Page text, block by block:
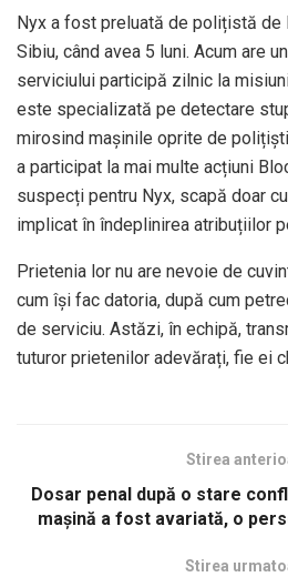
Nyx a fost preluată de polițistă de
Sibiu, când avea 5 luni. Acum are
serviciului participă zilnic la
este specializată pe detectare
mirosind mașinile oprite de
a participat la mai multe acțiuni
suspecți pentru Nyx, scapă doar
implicat în îndeplinirea atribuțiilor
Prietenia lor nu are nevoie de
cum își fac datoria, după cum
de serviciu. Astăzi, în echipă,
tuturor prietenilor adevărați, fie ei
Stirea
Dosar penal după o stare
mașină a fost avariată, o
Stirea